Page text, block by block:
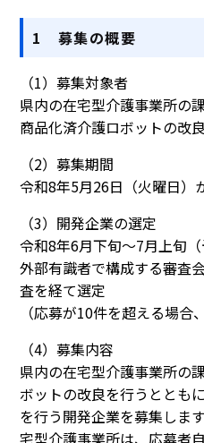
1 募集の概要
（1）募集対象者
県内の在宅型介護事業所の
商品化済介護ロボットの改
（2）募集期間
令和8年5月26日（火曜日）
（3）開発企業の選定
令和8年6月下旬～7月上旬（
外部有識者で構成する審査
査を経て選定
（応募が10件を超える場合
（4）募集内容
県内の在宅型介護事業所の
ボットの改良を行うととも
を行う開発企業を募集しま